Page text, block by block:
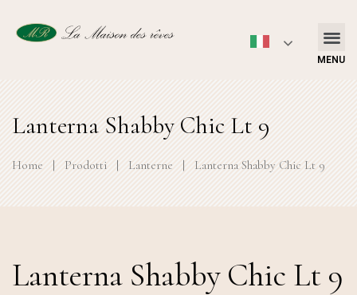
MENU
Lanterna Shabby Chic Lt 9
Home | Prodotti | Lanterne | Lanterna Shabby Chic Lt 9
Lanterna Shabby Chic Lt 9